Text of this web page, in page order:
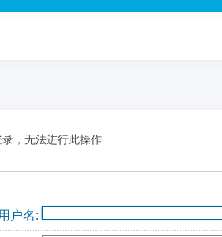
，无法进行此操作
用户名